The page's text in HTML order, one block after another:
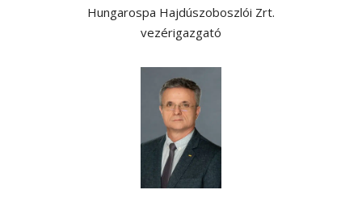
Hungarospa Hajdúszoboszlói Zrt.
vezérigazgató